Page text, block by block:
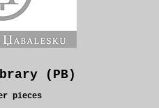
(PB)
pieces